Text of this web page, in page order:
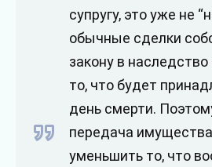
супругу, это уже не
обычные сделки
закону в
то, что будет
день смерти.
передача
уменьшить то, что